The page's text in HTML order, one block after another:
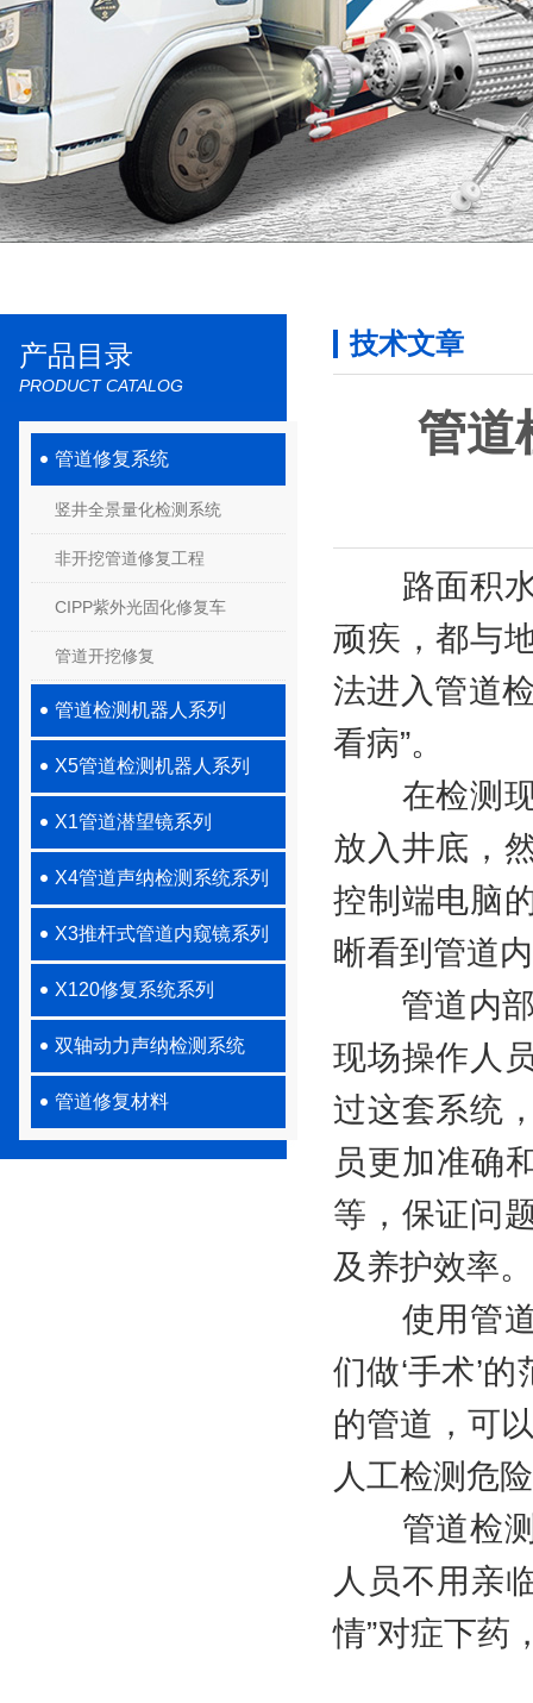
产品目录
PRODUCT CATALOG
管道修复系统
竖井全景量化检测系统
非开挖管道修复工程
CIPP紫外光固化修复车
管道开挖修复
管道检测机器人系列
X5管道检测机器人系列
X1管道潜望镜系列
X4管道声纳检测系统系列
X3推杆式管道内窥镜系列
X120修复系统系列
双轴动力声纳检测系统
管道修复材料
技术文章
管道
路面积水
顽疾，都与
法进入管道
看病”。
在检测现
放入井底，
控制端电脑
晰看到管道
管道内部
现场操作人
过这套系统
员更加准确
等，保证问
及养护效率。
使用管道
们做‘手术’
的管道，可
人工检测危
管道检测
人员不用亲
情”对症下药